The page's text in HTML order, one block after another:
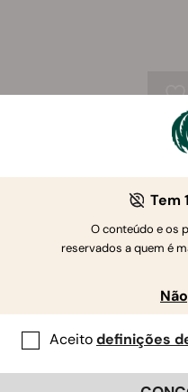
Tem
O conteúdo e os
reservados a quem é
Aceitodefinições